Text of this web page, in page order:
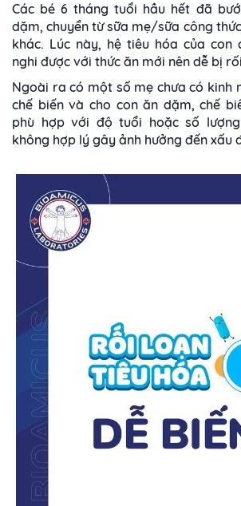
Các bé 6 tháng tuổi hầu hết đã
dặm, chuyển từ sữa mẹ/sữa công
khác. Lúc này, hệ tiêu hóa của con
nghi được với thức ăn mới nên dễ bị
Ngoài ra có một số mẹ chưa có kinh
chế biến và cho con ăn dặm, chế
phù hợp với độ tuổi hoặc số
không hợp lý gây ảnh hưởng đến xấu